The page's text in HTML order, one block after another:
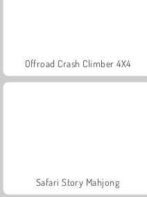
Offroad Crash Climber 4X4
Safari Story Mahjong